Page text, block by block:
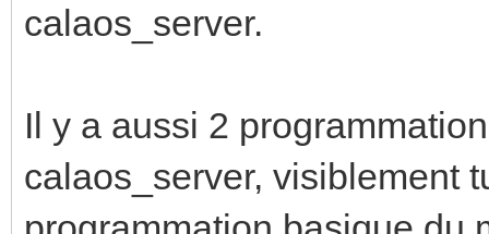
calaos_server.
Il y a aussi 2
calaos_server, visiblement